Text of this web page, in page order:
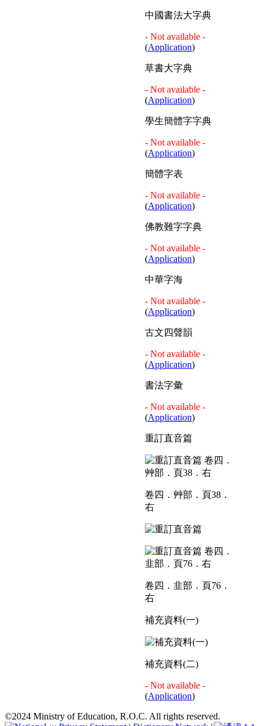
中國書法大字典
- Not available -
(Application)
草書大字典
- Not available -
(Application)
學生簡體字字典
- Not available -
(Application)
簡體字表
- Not available -
(Application)
佛教難字字典
- Not available -
(Application)
中華字海
- Not available -
(Application)
古文四聲韻
- Not available -
(Application)
書法字彙
- Not available -
(Application)
重訂直音篇
卷四．艸部．頁38．
右
卷四．韭部．頁76．
右
補充資料(一)
補充資料(二)
- Not available -
(Application)
©2024 Ministry of Education, R.O.C. All rights reserved.